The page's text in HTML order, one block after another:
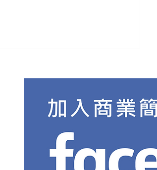
學習GAMMA之前，你必須知
道的10件事情